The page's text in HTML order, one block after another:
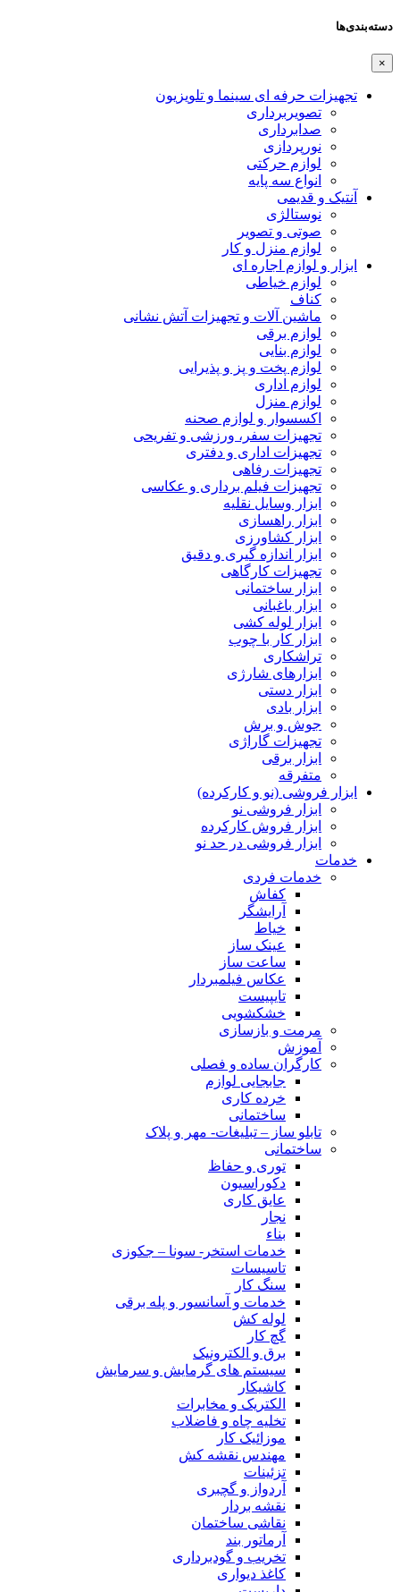
دسته‌بندی‌ها
×
تجهیزات حرفه ای سینما و تلویزیون
تصویربرداری
صدابرداری
نورپردازی
لوازم حرکتی
انواع سه پایه
آنتیک و قدیمی
نوستالژی
صوتی و تصویر
لوازم منزل و کار
ابزار و لوازم اجاره ای
لوازم خیاطی
کناف
ماشین آلات و تجهیزات آتش نشانی
لوازم برقی
لوازم بنایی
لوازم پخت و پز و پذیرایی
لوازم اداری
لوازم منزل
اکسسوار و لوازم صحنه
تجهیزات سفر، ورزشی و تفریحی
تجهیزات اداری و دفتری
تجهیزات رفاهی
تجهیزات فیلم برداری و عکاسی
ابزار وسایل نقلیه
ابزار راهسازی
ابزار کشاورزی
ابزار اندازه گیری و دقیق
تجهیزات کارگاهی
ابزار ساختمانی
ابزار باغبانی
ابزار لوله کشی
ابزار کار با چوب
تراشکاری
ابزارهای شارژی
ابزار دستی
ابزار بادی
جوش و برش
تجهیزات گاراژی
ابزار برقی
متفرقه
ابزار فروشی (نو و کارکرده)
ابزار فروشی نو
ابزار فروش کارکرده
ابزار فروشی در حد نو
خدمات
خدمات فردی
کفاش
آرایشگر
خیاط
عینک ساز
ساعت ساز
عکاس فیلمبردار
تایپیست
خشکشویی
مرمت و بازسازی
آموزش
کارگران ساده و فصلی
جابجایی لوازم
خرده کاری
ساختمانی
تابلو ساز – تبلیغات- مهر و پلاک
ساختمانی
توری و حفاظ
دکوراسیون
عایق کاری
نجار
بناء
خدمات استخر- سونا – جکوزی
تاسیسات
سنگ کار
خدمات و آسانسور و پله برقی
لوله کش
گچ کار
برق و الکترونیک
سیستم های گرمایش و سرمایش
کاشیکار
الکتریک و مخابرات
تخلیه چاه و فاضلاب
موزائیک کار
مهندس نقشه کش
تزئینات
آردواز و گچبری
نقشه بردار
نقاشی ساختمان
آرماتور بند
تخریب و گودبرداری
کاغذ دیواری